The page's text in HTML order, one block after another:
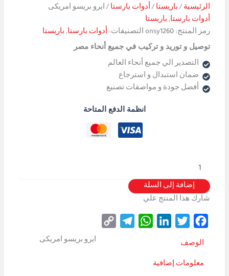
الرئيسية / باريستا / أدوات بارستا / ايرو بريسو امريكى
أدوات بارستا, باريستا
رمز المنتج:onsy1260 التصنيفات: أدوات بارستا, باريستا
توصيل و توريد و تركيب في جميع أنحاء مصر
التصدير الي جميع أنحاء العالم
ضمان استبدال و استرجاع
أفضل جودة و مواصفات تصنيع
انظمة الدفع المتاحة
إضافة إلى السلة
شارك هذا المنتج علي
Facebook
Twitter
LinkedIn
WhatsApp
Telegram
Link
الوصف
معلومات إضافية
ايرو بريسو امريكى